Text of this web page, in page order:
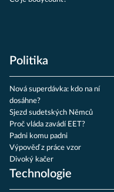
Politika
Nová superdávka: kdo na ní
dosáhne?
Sjezd sudetských Němců
Proč vláda zavádí EET?
Padni komu padni
Výpověď z práce vzor
Divoký kačer
Technologie